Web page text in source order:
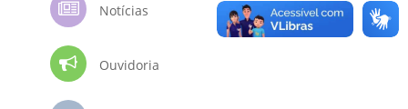
Notícias
Ouvidoria